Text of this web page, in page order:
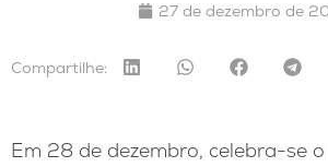
27 de dezembro de
Compartilhe:
Em 28 de dezembro, celebra-se